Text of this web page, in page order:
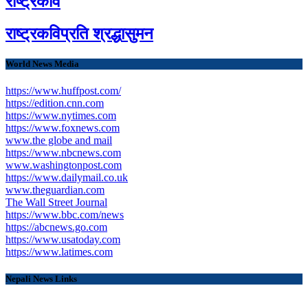
राष्ट्रकविप्रति श्रद्धासुमन
World News Media
https://www.huffpost.com/
https://edition.cnn.com
https://www.nytimes.com
https://www.foxnews.com
www.the globe and mail
https://www.nbcnews.com
www.washingtonpost.com
https://www.dailymail.co.uk
www.theguardian.com
The Wall Street Journal
https://www.bbc.com/news
https://abcnews.go.com
https://www.usatoday.com
https://www.latimes.com
Nepali News Links